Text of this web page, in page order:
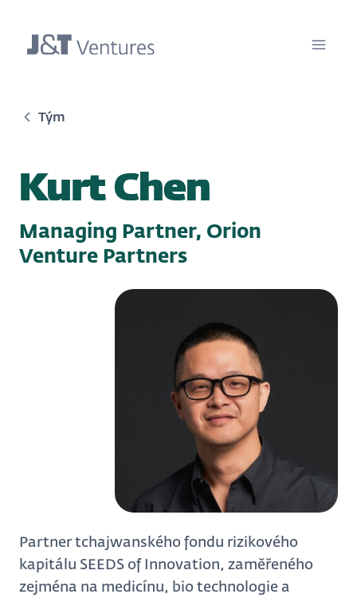
Tým
Kurt Chen
Managing Partner, Orion
Venture Partners
Partner tchajwanského fondu rizikového
kapitálu SEEDS of Innovation, zaměřeného
zejména na medicínu, bio technologie a